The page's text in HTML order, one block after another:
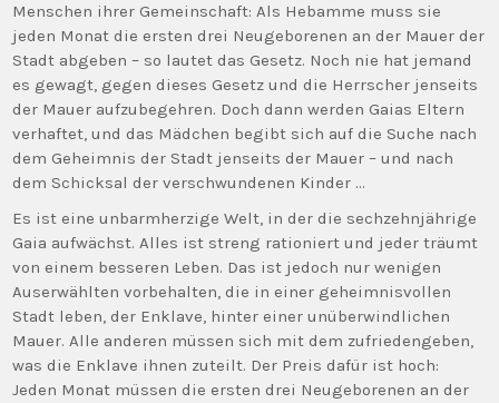
Menschen ihrer Gemeinschaft: Als Hebamme muss sie
jeden Monat die ersten drei Neugeborenen an der Mauer der
Stadt abgeben – so lautet das Gesetz. Noch nie hat jemand
es gewagt, gegen dieses Gesetz und die Herrscher jenseits
der Mauer aufzubegehren. Doch dann werden Gaias Eltern
verhaftet, und das Mädchen begibt sich auf die Suche nach
dem Geheimnis der Stadt jenseits der Mauer – und nach
dem Schicksal der verschwundenen Kinder …
Es ist eine unbarmherzige Welt, in der die sechzehnjährige
Gaia aufwächst. Alles ist streng rationiert und jeder träumt
von einem besseren Leben. Das ist jedoch nur wenigen
Auserwählten vorbehalten, die in einer geheimnisvollen
Stadt leben, der Enklave, hinter einer unüberwindlichen
Mauer. Alle anderen müssen sich mit dem zufriedengeben,
was die Enklave ihnen zuteilt. Der Preis dafür ist hoch:
Jeden Monat müssen die ersten drei Neugeborenen an der